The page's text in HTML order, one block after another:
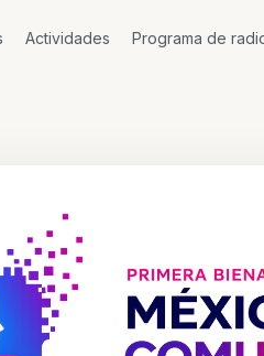
Actividades Programa de